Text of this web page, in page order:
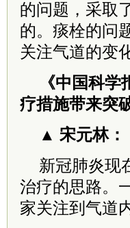
的问题，采取
的。痰栓的问
关注气道的变
《中国科
疗措施带来突
▲ 宋元林：
新冠肺炎现
治疗的思路。
家关注到气道